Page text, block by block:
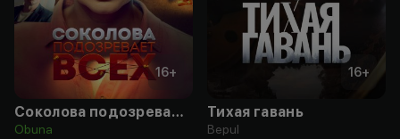
16+
Соколова подозревает всех
Obuna
16+
Тихая гавань
Bepul